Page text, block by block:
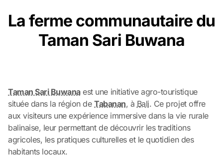
La ferme communautaire du
Taman Sari Buwana
Taman Sari Buwanaest une initiative agro-touristique
située dans la région de Tabanan, à Bali. Ce projet offre
aux visiteurs une expérience immersive dans la vie rurale
balinaise, leur permettant de découvrir les traditions
agricoles, les pratiques culturelles et le quotidien des
habitants locaux.